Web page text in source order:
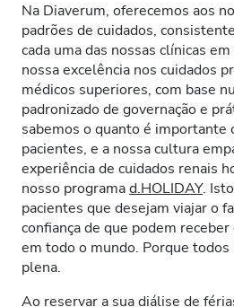
Na Diaverum, oferecemos aos
padrões de cuidados,
cada uma das nossas clínicas
nossa excelência nos cuidados
médicos superiores, com base
padronizado de governação e
sabemos o quanto é importante
pacientes, e a nossa cultura
experiência de cuidados renais
nosso programad.HOLIDAY.
pacientes que desejam viajar o
confiança de que podem
em todo o mundo. Porque
plena.
Ao reservar a sua diálise de